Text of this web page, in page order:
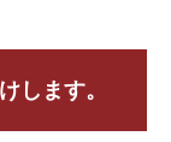
します。